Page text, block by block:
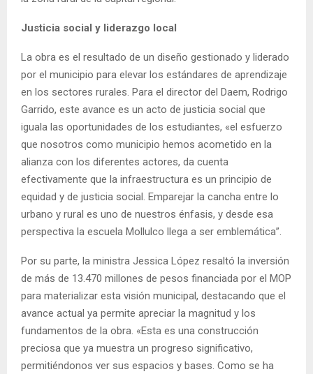
Justicia social y liderazgo local
La obra es el resultado de un diseño gestionado y liderado
por el municipio para elevar los estándares de aprendizaje
en los sectores rurales. Para el director del Daem, Rodrigo
Garrido, este avance es un acto de justicia social que
iguala las oportunidades de los estudiantes, «el esfuerzo
que nosotros como municipio hemos acometido en la
alianza con los diferentes actores, da cuenta
efectivamente que la infraestructura es un principio de
equidad y de justicia social. Emparejar la cancha entre lo
urbano y rural es uno de nuestros énfasis, y desde esa
perspectiva la escuela Mollulco llega a ser emblemática”.
Por su parte, la ministra Jessica López resaltó la inversión
de más de 13.470 millones de pesos financiada por el MOP
para materializar esta visión municipal, destacando que el
avance actual ya permite apreciar la magnitud y los
fundamentos de la obra. «Esta es una construcción
preciosa que ya muestra un progreso significativo,
permitiéndonos ver sus espacios y bases. Como se ha